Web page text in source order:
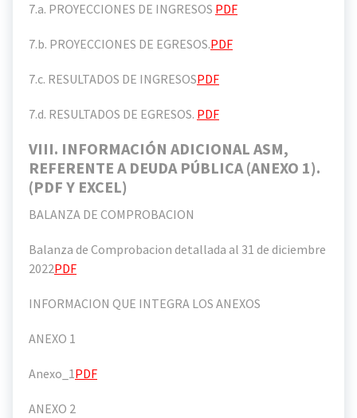
7.a. PROYECCIONES DE INGRESOS PDF
7.b. PROYECCIONES DE EGRESOS.PDF
7.c. RESULTADOS DE INGRESOSPDF
7.d. RESULTADOS DE EGRESOS. PDF
VIII. INFORMACIÓN ADICIONAL ASM,
REFERENTE A DEUDA PÚBLICA (ANEXO 1).
(PDF Y EXCEL)
BALANZA DE COMPROBACION
Balanza de Comprobacion detallada al 31 de diciembre
2022PDF
INFORMACION QUE INTEGRA LOS ANEXOS
ANEXO 1
Anexo_1PDF
ANEXO 2